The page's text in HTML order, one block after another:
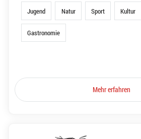
Jugend Natur Sport Kultur
Gastronomie
Mehr erfahren